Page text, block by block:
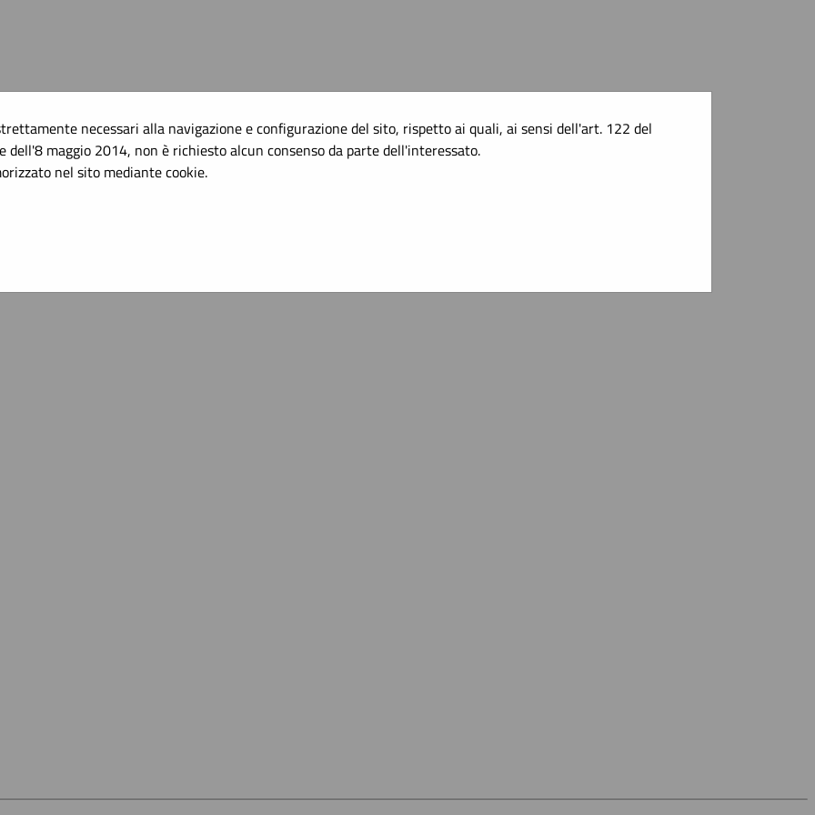
necessari alla navigazione e configurazione del sito, rispetto ai quali, ai sensi dell'art. 122 del
dell'8 maggio 2014, non è richiesto alcun consenso da parte dell'interessato.
nel sito mediante cookie.